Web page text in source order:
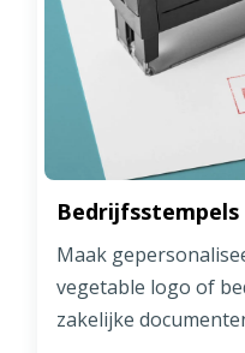
Bedrijfsstempels
Maak
vegetable logo of
zakelijke